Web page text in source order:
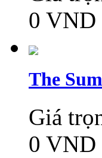
0 VND
The
Giá
0 VND